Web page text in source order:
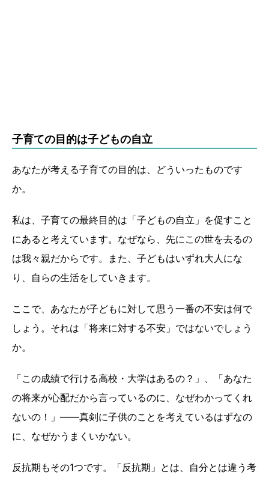
子育ての目的は子どもの自立
あなたが考える子育ての目的は、どういったものです
か。
私は、子育ての最終目的は「子どもの自立」を促すこと
にあると考えています。なぜなら、先にこの世を去るの
は我々親だからです。また、子どもはいずれ大人にな
り、自らの生活をしていきます。
ここで、あなたが子どもに対して思う一番の不安は何で
しょう。それは「将来に対する不安」ではないでしょう
か。
「この成績で行ける高校・大学はあるの？」、「あなた
の将来が心配だから言っているのに、なぜわかってくれ
ないの！」――真剣に子供のことを考えているはずなの
に、なぜかうまくいかない。
反抗期もその1つです。「反抗期」とは、自分とは違う考